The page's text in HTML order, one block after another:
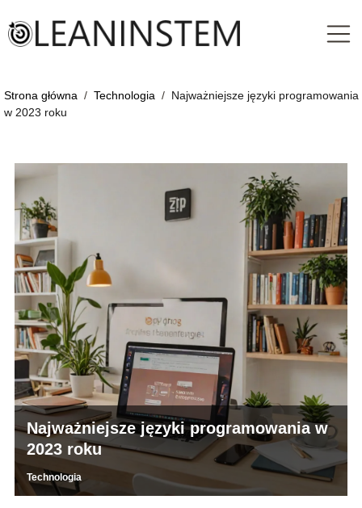
Strona główna / Technologia / Najważniejsze języki programowania
w 2023 roku
Najważniejsze języki programowania w
2023 roku
Technologia